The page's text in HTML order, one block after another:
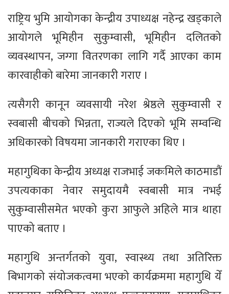
राष्ट्रिय भुमि आयोगका केन्द्रीय उपाध्यक्ष नहेन्द्र खड्काले
आयोगले भूमिहीन सुकुम्वासी, भूमिहीन दलितको
व्यवस्थापन, जग्गा वितरणका लागि गर्दै आएका काम
कारवाहीको बारेमा जानकारी गराए ।
त्यसैगरी कानून व्यवसायी नरेश श्रेष्ठले सुकुम्वासी र
स्वबासी बीचको भिन्नता, राज्यले दिएको भूमि सम्वन्धि
अधिकारको विषयमा जानकारी गराएका थिए ।
महागुथिका केन्द्रीय अध्यक्ष राजभाई जकःमिले काठमाडौं
उपत्यकाका नेवार समुदायमै स्वबासी मात्र नभई
सुकुम्वासीसमेत भएको कुरा आफुले अहिले मात्र थाहा
पाएको बताए ।
महागुथि अन्तर्गतको युवा, स्वास्थ्य तथा अतिरिक्त
बिभागको संयोजकत्वमा भएको कार्यक्रममा महागुथि येँ